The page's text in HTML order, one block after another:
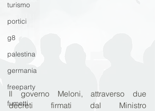
turismo
portici
g8
palestina
germania
freeparty
fumetti
Il governo Meloni, attraverso due
decreti firmati dal Ministro